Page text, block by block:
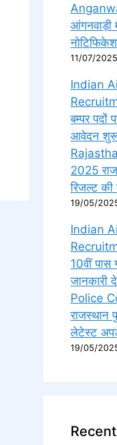
आंगनवाड़ी
11/07/2025
Indian
बम्पर पदों
आवेदन
2025
रिजल्ट
19/05/
Indian
10वीं पास
Police
राजस्थान
लेटेस्ट
19/05/